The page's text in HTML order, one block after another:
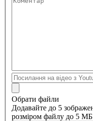
Обрати файли
Додавайте до 5
розміром файлу до 5 МБ